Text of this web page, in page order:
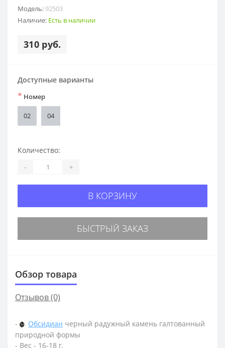
Модель: 92503
Наличие: Есть в наличии
310 руб.
Доступные варианты
* Номер
02 04
Количество:
- +
В КОРЗИНУ
БЫСТРЫЙ ЗАКАЗ
Обзор товара
Отзывов (0)
- Обсидиан черный радужный камень галтованный
природной формы
- Вес - 16-18 г.